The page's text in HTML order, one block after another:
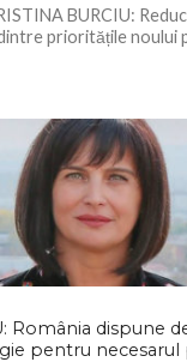
BURCIU:
prioritățile noului
România dispune
pentru necesarul